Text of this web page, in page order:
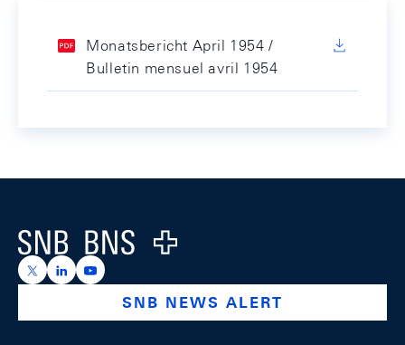
Monatsbericht April 1954 /
Bulletin mensuel avril 1954
Logo
https://x.com/snb_bns
https://ch.linkedin.com/company/swiss-national-
https://www.youtube.com/@swissnationalbank
SNB NEWS ALERT